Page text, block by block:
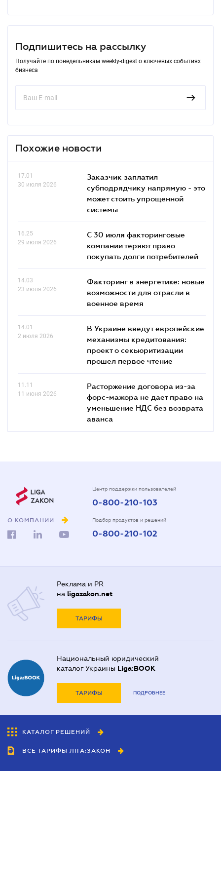
Подпишитесь на рассылку
Получайте по понедельникам weekly-digest о ключевых событиях
бизнеса
Похожие новости
17.01
30 июля 2026
Заказчик заплатил
субподрядчику напрямую - это
может стоить упрощенной
системы
16.25
29 июля 2026
С 30 июля факторинговые
компании теряют право
покупать долги потребителей
14.03
23 июля 2026
Факторинг в энергетике: новые
возможности для отрасли в
военное время
14.01
2 июля 2026
В Украине введут европейские
механизмы кредитования:
проект о секьюритизации
прошел первое чтение
11.11
11 июня 2026
Расторжение договора из-за
форс-мажора не дает право на
уменьшение НДС без возврата
аванса
О КОМПАНИИ
Центр поддержки пользователей
0-800-210-103
Подбор продуктов и решений
0-800-210-102
Реклама и PR
на ligazakon.net
ТАРИФЫ
Национальный юридический
каталог Украины Liga:BOOK
ТАРИФЫ ПОДРОБНЕЕ
КАТАЛОГ РЕШЕНИЙ
ВСЕ ТАРИФЫ ЛІГА:ЗАКОН